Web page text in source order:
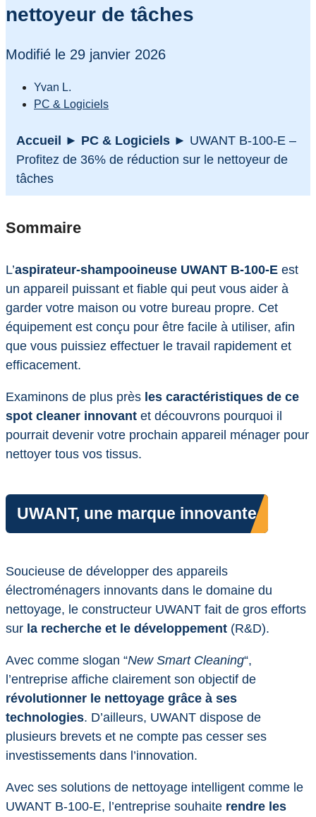
nettoyeur de tâches
Modifié le 29 janvier 2026
Yvan L.
PC & Logiciels
Accueil ► PC & Logiciels ► UWANT B-100-E –
Profitez de 36% de réduction sur le nettoyeur de
tâches
Sommaire
L’aspirateur-shampooineuse UWANT B-100-E est
un appareil puissant et fiable qui peut vous aider à
garder votre maison ou votre bureau propre. Cet
équipement est conçu pour être facile à utiliser, afin
que vous puissiez effectuer le travail rapidement et
efficacement.
Examinons de plus près les caractéristiques de ce
spot cleaner innovant et découvrons pourquoi il
pourrait devenir votre prochain appareil ménager pour
nettoyer tous vos tissus.
UWANT, une marque innovante
Soucieuse de développer des appareils
électroménagers innovants dans le domaine du
nettoyage, le constructeur UWANT fait de gros efforts
sur la recherche et le développement (R&D).
Avec comme slogan “New Smart Cleaning“,
l’entreprise affiche clairement son objectif de
révolutionner le nettoyage grâce à ses
technologies. D’ailleurs, UWANT dispose de
plusieurs brevets et ne compte pas cesser ses
investissements dans l’innovation.
Avec ses solutions de nettoyage intelligent comme le
UWANT B-100-E, l’entreprise souhaite rendre les